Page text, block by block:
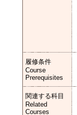
履修条件
Course
Prerequisites
関連する科目
Related
Courses